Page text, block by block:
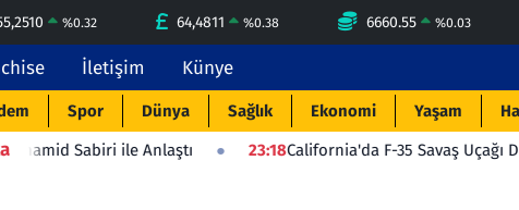
%0.32 64,4811 %0.38 6660.55 %0.03
İletişim Künye
Spor Dünya Sağlık Ekonomi Yaşam
Anlaştı 23:18California'da F-35 Savaş Uçağı Düştü: Pilot